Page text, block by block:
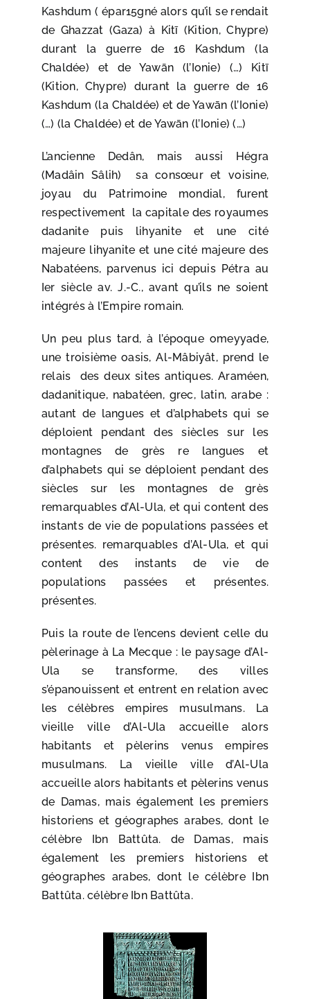
Kashdum ( épar15gné alors qu’il se rendait
de Ghazzat (Gaza) à Kitī (Kition, Chypre)
durant la guerre de 16 Kashdum (la
Chaldée) et de Yawān (l’Ionie) (…) Kitī
(Kition, Chypre) durant la guerre de 16
Kashdum (la Chaldée) et de Yawān (l’Ionie)
(…) (la Chaldée) et de Yawān (l’Ionie) (…)
​L’ancienne Dedân, mais aussi Hégra
(Madâin Sâlih) sa consœur et voisine,
joyau du Patrimoine mondial, furent
respectivement la capitale des royaumes
dadanite puis lihyanite et une cité
majeure lihyanite et une cité majeure des
Nabatéens, parvenus ici depuis Pétra au
Ier siècle av. J.-C., avant qu’ils ne soient
intégrés à l’Empire romain.
Un peu plus tard, à l’époque omeyyade,
une troisième oasis, Al-Mâbiyât, prend le
relais des deux sites antiques. Araméen,
dadanitique, nabatéen, grec, latin, arabe :
autant de langues et d’alphabets qui se
déploient pendant des siècles sur les
montagnes de grès re langues et
d’alphabets qui se déploient pendant des
siècles sur les montagnes de grès
remarquables d’Al-Ula, et qui content des
instants de vie de populations passées et
présentes. remarquables d’Al-Ula, et qui
content des instants de vie de
populations passées et présentes.
présentes.
Puis la route de l’encens devient celle du
pèlerinage à La Mecque : le paysage d’Al-
Ula se transforme, des villes
s’épanouissent et entrent en relation avec
les célèbres empires musulmans. La
vieille ville d’Al-Ula accueille alors
habitants et pèlerins venus empires
musulmans. La vieille ville d’Al-Ula
accueille alors habitants et pèlerins venus
de Damas, mais également les premiers
historiens et géographes arabes, dont le
célèbre Ibn Battûta. de Damas, mais
également les premiers historiens et
géographes arabes, dont le célèbre Ibn
Battûta. célèbre Ibn Battûta.